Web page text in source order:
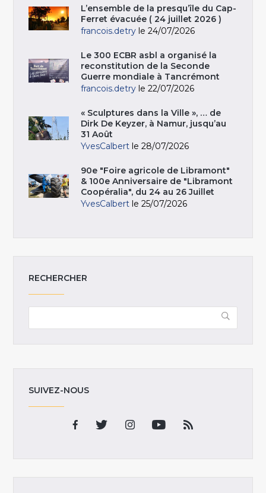
L’ensemble de la presqu’île du Cap-
Ferret évacuée ( 24 juillet 2026 )
francois.detry le 24/07/2026
Le 300 ECBR asbl a organisé la
reconstitution de la Seconde
Guerre mondiale à Tancrémont
francois.detry le 22/07/2026
« Sculptures dans la Ville », … de
Dirk De Keyzer, à Namur, jusqu’au
31 Août
YvesCalbert le 28/07/2026
90e "Foire agricole de Libramont"
& 100e Anniversaire de "Libramont
Coopéralia", du 24 au 26 Juillet
YvesCalbert le 25/07/2026
RECHERCHER
SUIVEZ-NOUS